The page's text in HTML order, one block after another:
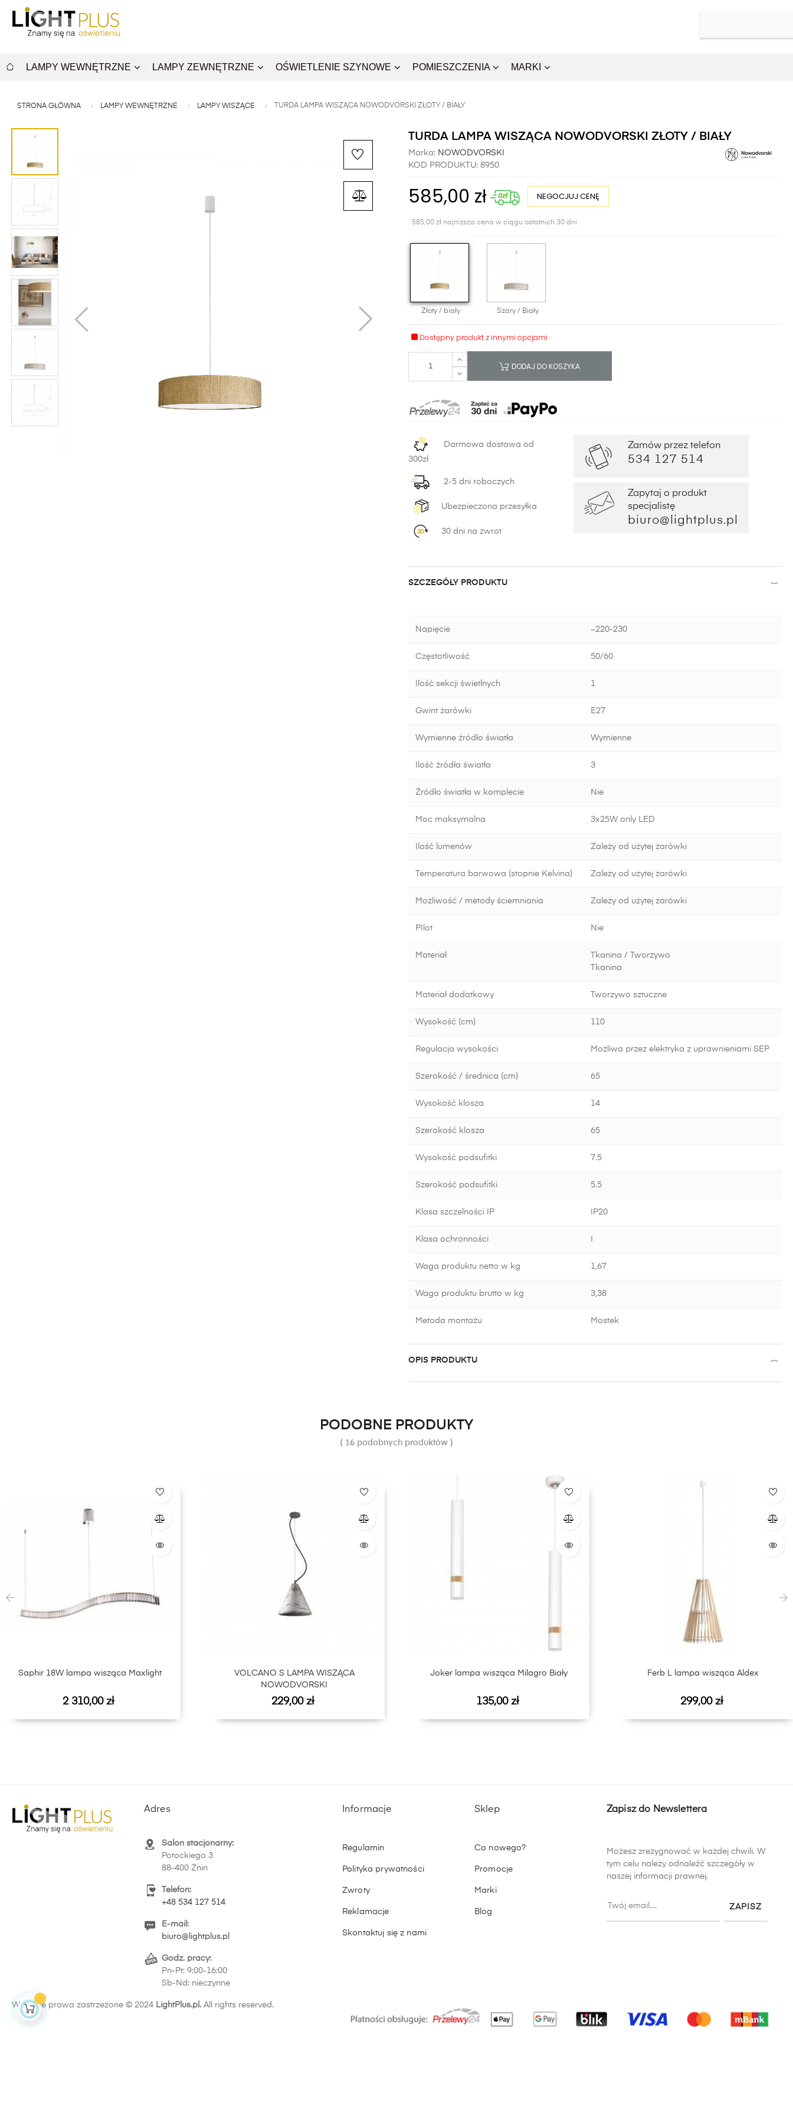
LAMPY WEWNĘTRZNE LAMPY ZEWNĘTRZNE OŚWIETLENIE SZYNOWE POMIESZCZENIA MARKI
STRONA GŁÓWNA LAMPY WEWNĘTRZNE LAMPY WISZĄCE TURDA LAMPA WISZĄCA NOWODVORSKI ZŁOTY / BIAŁY
TURDA LAMPA WISZĄCA NOWODVORSKI ZŁOTY / BIAŁY
Marka: NOWODVORSKI
KOD PRODUKTU: 8950
585,00 zł NEGOCJUJ CENĘ
585,00 zł najniższa cena w ciągu ostatnich 30 dni
Złoty / biały Szary / Biały
Dostępny produkt z innymi opcjami
DODAJ DO KOSZYKA
Darmowa dostawa od
300zł
2-5 dni roboczych
Ubezpieczona przesyłka
30 dni na zwrot
Zamów przez telefon
534 127 514
Zapytaj o produkt
specjalistę
biuro@lightplus.pl
SZCZEGÓŁY PRODUKTU
Napięcie ~220-230
Częstotliwość 50/60
Ilość sekcji świetlnych 1
Gwint żarówki E27
Wymienne źródło światła Wymienne
Ilość źródła światła 3
Źródło światła w komplecie Nie
Moc maksymalna 3x25W only LED
Ilość lumenów Zależy od użytej żarówki
Temperatura barwowa (stopnie Kelvina) Zależy od użytej żarówki
Możliwość / metody ściemniania Zależy od użytej żarówki
PIlot Nie
Materiał
Tkanina / Tworzywo
Tkanina
Materiał dodatkowy Tworzywo sztuczne
Wysokość (cm) 110
Regulacja wysokości Możliwa przez elektryka z uprawnieniami SEP
Szerokość / średnica (cm) 65
Wysokość klosza 14
Szerokość klosza 65
Wysokość podsufitki 7.5
Szerokość podsufitki 5.5
Klasa szczelności IP IP20
Klasa ochronności
Waga produktu netto w kg 1,67
Waga produktu brutto w kg 3,38
Metoda montażu Mostek
OPIS PRODUKTU
PODOBNE PRODUKTY
( 16 podobnych produktów )
Saphir 18W lampa wisząca Maxlight
Cena
2 310,00 zł
VOLCANO S LAMPA WISZĄCA
NOWODVORSKI
Cena
229,00 zł
Joker lampa wisząca Milagro Biały
Cena
135,00 zł
Ferb L lampa wisząca Aldex
Cena
299,00 zł
Adres
Salon stacjonarny:
Potockiego 3
88-400 Żnin
Telefon:
+48 534 127 514
E-mail:
biuro@lightplus.pl
Godz. pracy:
Pn-Pt: 9:00-16:00
Sb-Nd: nieczynne
Informacje
Regulamin
Polityka prywatności
Zwroty
Reklamacje
Skontaktuj się z nami
Sklep
Co nowego?
Promocje
Marki
Blog
Zapisz do Newslettera
Możesz zrezygnować w każdej chwili. W
tym celu należy odnaleźć szczegóły w
naszej informacji prawnej.
ZAPISZ
Wszelkie prawa zastrzeżone © 2024 LightPlus.pl. All rights reserved.